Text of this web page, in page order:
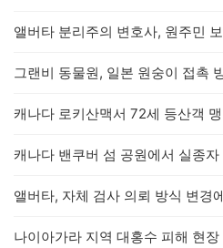
그랜비 동물원, 일본 원숭이 접촉
캐나다 로키산맥서 72세 등산객
캐나다 밴쿠버 섬 공원에서 실종자
앨버타, 자체 검사 의뢰 방식 변경